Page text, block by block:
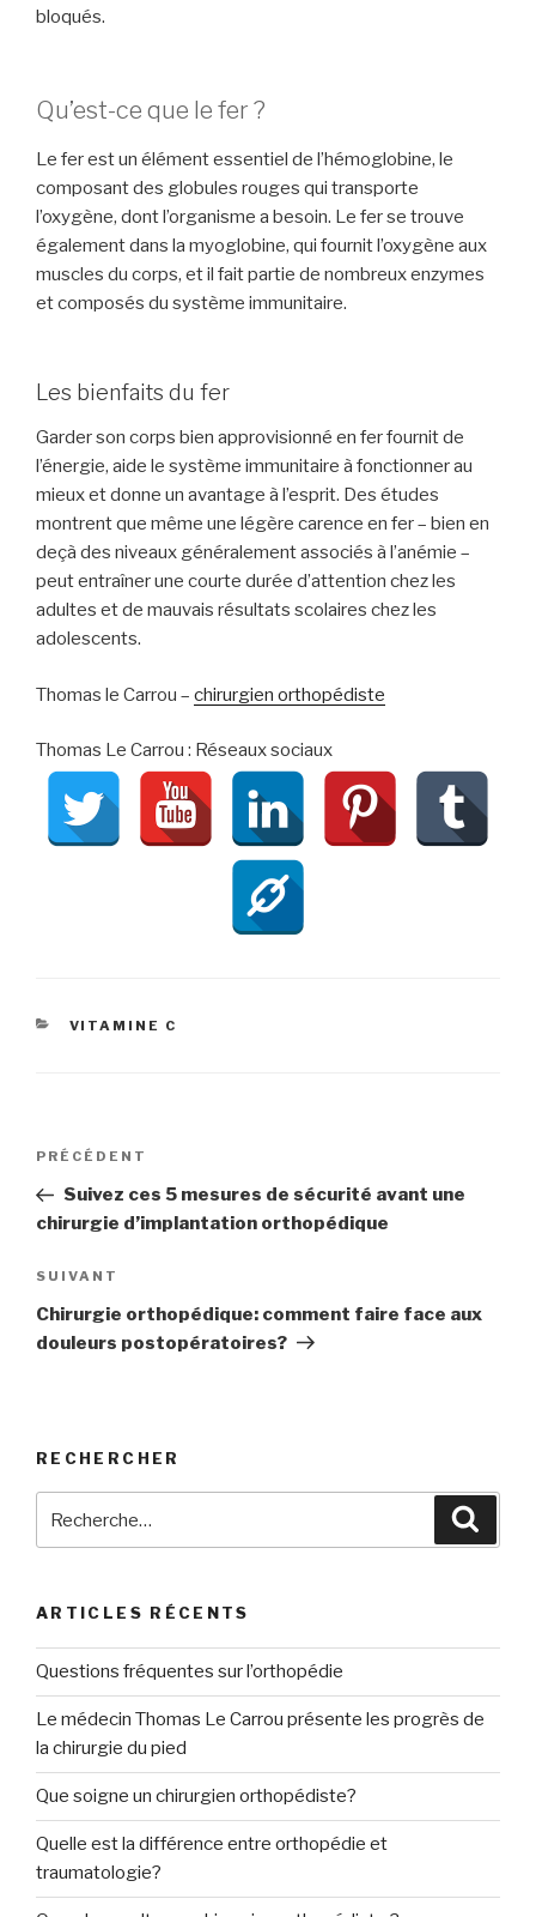
bloqués.
Qu’est-ce que le fer ?
Le fer est un élément essentiel de l’hémoglobine, le
composant des globules rouges qui transporte
l’oxygène, dont l’organisme a besoin. Le fer se trouve
également dans la myoglobine, qui fournit l’oxygène aux
muscles du corps, et il fait partie de nombreux enzymes
et composés du système immunitaire.
Les bienfaits du fer
Garder son corps bien approvisionné en fer fournit de
l’énergie, aide le système immunitaire à fonctionner au
mieux et donne un avantage à l’esprit. Des études
montrent que même une légère carence en fer – bien en
deçà des niveaux généralement associés à l’anémie –
peut entraîner une courte durée d’attention chez les
adultes et de mauvais résultats scolaires chez les
adolescents.
Thomas le Carrou – chirurgien orthopédiste
Thomas Le Carrou : Réseaux sociaux
CATÉGORIES
VITAMINE C
Navigation
l’article
Article
précédent
PRÉCÉDENT
Suivez ces 5 mesures de sécurité avant une
chirurgie d’implantation orthopédique
Article
suivant
SUIVANT
Chirurgie orthopédique: comment faire face aux
douleurs postopératoires?
RECHERCHER
pour
ARTICLES RÉCENTS
Questions fréquentes sur l’orthopédie
Le médecin Thomas Le Carrou présente les progrès de
la chirurgie du pied
Que soigne un chirurgien orthopédiste?
Quelle est la différence entre orthopédie et
traumatologie?